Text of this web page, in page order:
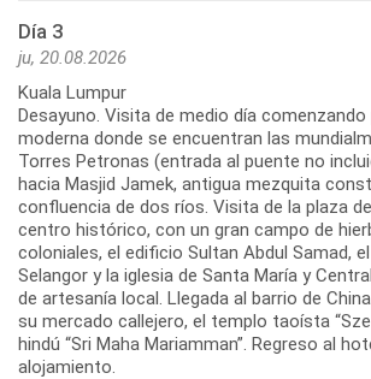
Día 3
ju, 20.08.2026
Kuala Lumpur
Desayuno. Visita de medio día
moderna donde se encuentran las
Torres Petronas (entrada al puente no
hacia Masjid Jamek, antigua mezquita
confluencia de dos ríos. Visita de la plaza
centro histórico, con un gran campo de
coloniales, el edificio Sultan Abdul Samad,
Selangor y la iglesia de Santa María y
de artesanía local. Llegada al barrio de
su mercado callejero, el templo taoísta
hindú “Sri Maha Mariamman”. Regreso al
alojamiento.